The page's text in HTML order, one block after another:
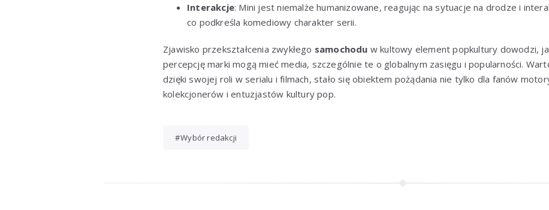
Interakcje: Mini jest niemalże humanizowane, reagując na sytuacje na drodze i
co podkreśla komediowy charakter serii.
Zjawisko przekształcenia zwykłego samochodu w kultowy element popkultury dowodzi,
percepcję marki mogą mieć media, szczególnie te o globalnym zasięgu i popularności.
dzięki swojej roli w serialu i filmach, stało się obiektem pożądania nie tylko dla fanów
kolekcjonerów i entuzjastów kultury pop.
Wybór redakcji